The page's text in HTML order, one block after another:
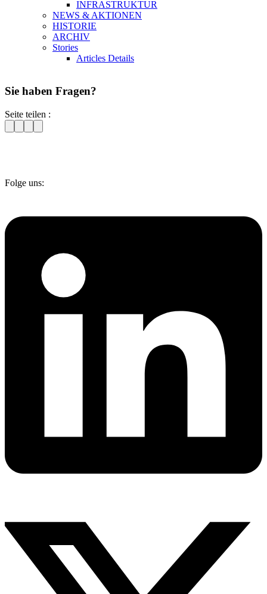
INFRASTRUKTUR
NEWS & AKTIONEN
HISTORIE
ARCHIV
Stories
Articles Details
Sie haben Fragen?
Seite teilen :
Folge uns: